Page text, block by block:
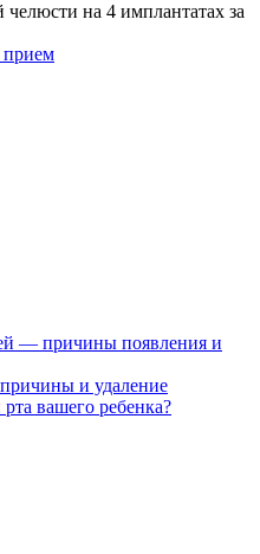
на 4 имплантатах за
прием
— причины появления и
и удаление
вашего ребенка?